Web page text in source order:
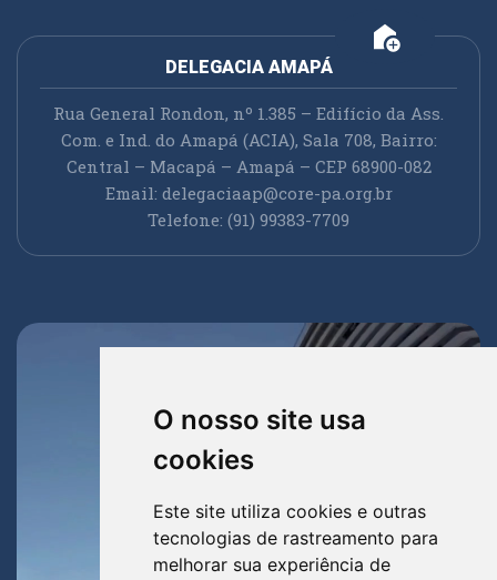
O nosso site usa
cookies
Este site utiliza cookies e outras
tecnologias de rastreamento para
melhorar sua experiência de
add_home
DELEGACIA AMAPÁ
Rua General Rondon, nº 1.385 – Edifício da Ass.
Com. e Ind. do Amapá (ACIA), Sala 708, Bairro:
Central – Macapá – Amapá – CEP 68900-082
Email: delegaciaap@core-pa.org.br
Telefone: (91) 99383-7709